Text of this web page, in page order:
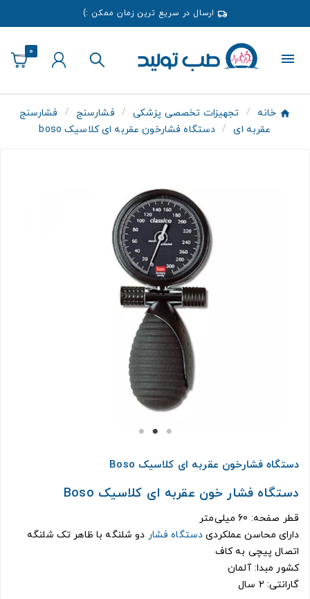
ارسال در سریع ترین زمان ممکن :)
0
خانه تجهیزات تخصصی پزشکی فشارسنج
فشارسنج
عقربه ای
دستگاه فشارخون عقربه ای کلاسیک boso
دستگاه فشارخون عقربه ای کلاسیک Boso
دستگاه فشار خون عقربه ای کلاسیک Boso
قطر صفحه: 60 میلی‌متر
دارای محاسن عملکردی دستگاه فشار دو شلنگه با ظاهر تک شلنگه
اتصال پیچی به کاف
کشور مبدا: آلمان
گارانتی: 2 سال